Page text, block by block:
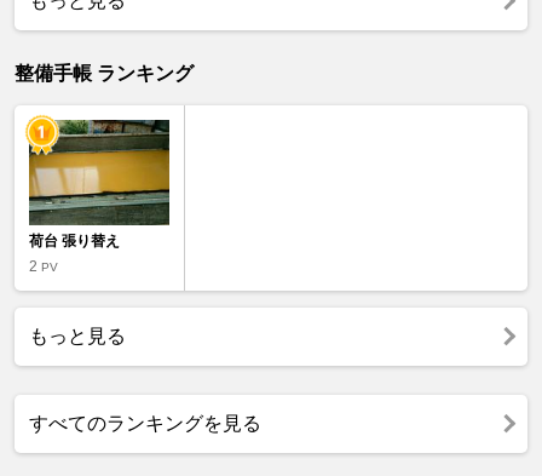
整備手帳 ランキング
荷台 張り替え
2 PV
もっと見る
すべてのランキングを見る